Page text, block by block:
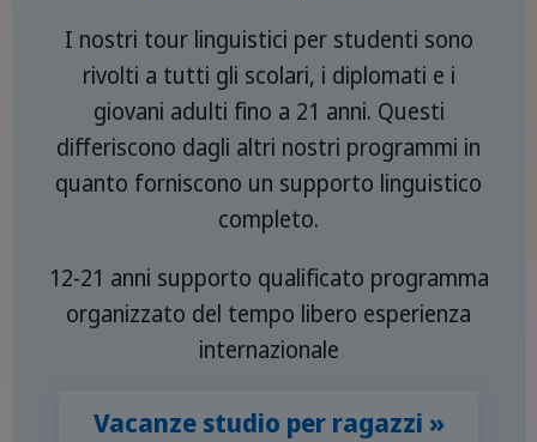
I nostri tour linguistici per studenti sono
rivolti a tutti gli scolari, i diplomati e i
giovani adulti fino a 21 anni. Questi
differiscono dagli altri nostri programmi in
quanto forniscono un supporto linguistico
completo.
12-21 anni supporto qualificato programma
organizzato del tempo libero esperienza
internazionale
Vacanze studio per ragazzi »